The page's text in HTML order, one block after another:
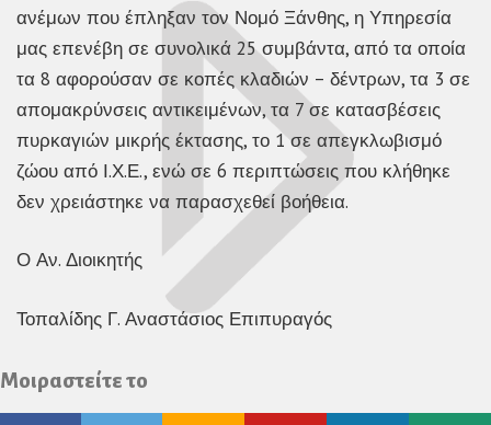
ανέμων που έπληξαν τον Νομό Ξάνθης, η Υπηρεσία
μας επενέβη σε συνολικά 25 συμβάντα, από τα οποία
τα 8 αφορούσαν σε κοπές κλαδιών – δέντρων, τα 3 σε
απομακρύνσεις αντικειμένων, τα 7 σε κατασβέσεις
πυρκαγιών μικρής έκτασης, το 1 σε απεγκλωβισμό
ζώου από Ι.Χ.Ε., ενώ σε 6 περιπτώσεις που κλήθηκε
δεν χρειάστηκε να παρασχεθεί βοήθεια.
Ο Αν. Διοικητής
Τοπαλίδης Γ. Αναστάσιος Επιπυραγός
Μοιραστείτε το